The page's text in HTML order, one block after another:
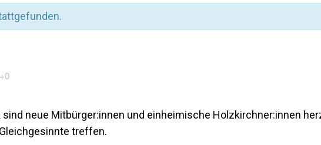
neue Mitbürger:innen und einheimische Holzkirchner:innen
treffen.